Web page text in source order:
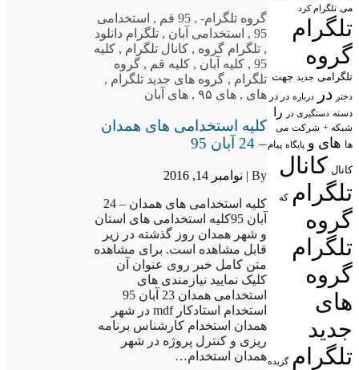
می تلگرام کرد
تلگرام
گروه
تلگرامی جدید جهت
دختر در درباره در در
دسته دستگیری در را
شبکه + شرکت می
ها های و پایگاه پیام
کانال کانال
تلگرام که
گروه
تلگرام
گروه
های
جدید
تلگرام گزیده
گروه تلگرام-
, 95 قم , استخدامی
95
, استخدامی آبان , تلگرام دانلود
, تلگرام گروه , کانال تلگرام , کلیه
95
, کلیه آبان , کلیه قم , گروه
تلگرام , گروه های جدید تلگرام ,
های , های ۹۵ , های آبان
کلیه استخدامی های همدان
– 24 آبان 95
By | نوامبر 14, 2016
کلیه استخدامی های همدان – 24
آبان 95کلیه استخدامی های استان
و شهر همدان روز گذشته در زیر
قابل مشاهده است. برای مشاهده
متن کامل خبر روی عنوان آن
کلیک نمایید نیازمندی های
استخدامی همدان 23 آبان 95
استخدام استادکار mdf در شهر
همدان استخدام کارشناس برنامه
ریزی و کنترل پروژه در شهر
همدان استخدام…